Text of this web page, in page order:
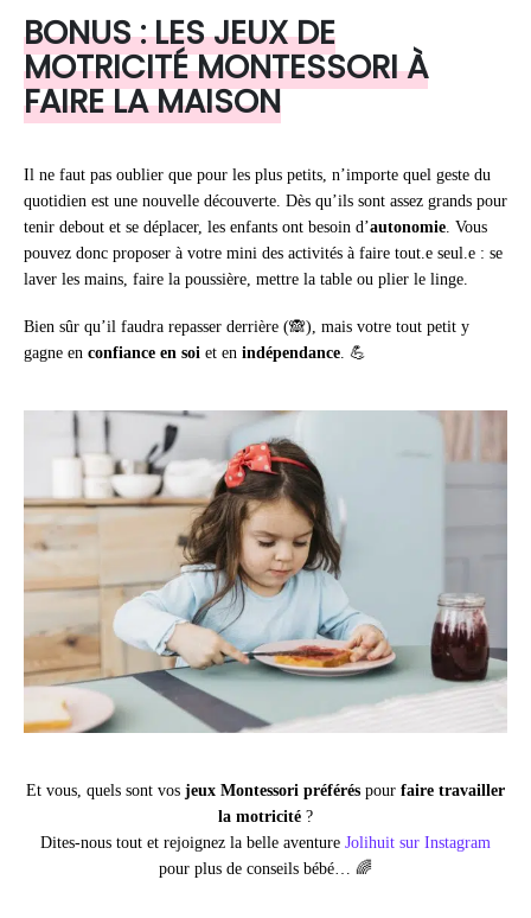
BONUS : LES JEUX DE
MOTRICITÉ MONTESSORI À
FAIRE LA MAISON
Il ne faut pas oublier que pour les plus petits, n’importe quel geste du
quotidien est une nouvelle découverte. Dès qu’ils sont assez grands pour
tenir debout et se déplacer, les enfants ont besoin d’autonomie. Vous
pouvez donc proposer à votre mini des activités à faire tout.e seul.e : se
laver les mains, faire la poussière, mettre la table ou plier le linge.
Bien sûr qu’il faudra repasser derrière (🙈), mais votre tout petit y
gagne en confiance en soi et en indépendance . 💪
Et vous, quels sont vos jeux Montessori préférés pour faire travailler
la motricité ?
Dites-nous tout et rejoignez la belle aventure Jolihuit sur Instagram
pour plus de conseils bébé… 🌈